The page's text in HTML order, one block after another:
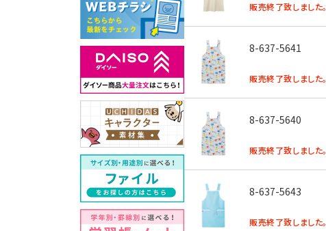
販売終了致しました。
8-637-5641
販売終了致しました。
8-637-5640
販売終了致しました。
8-637-5643
販売終了致しました。